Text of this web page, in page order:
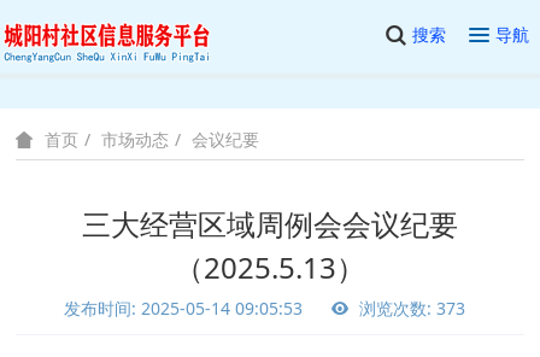
搜索 导航
首页 市场动态 会议纪要
三大经营区域周例会会议纪要
（2025.5.13）
发布时间: 2025-05-14 09:05:53 浏览次数: 373